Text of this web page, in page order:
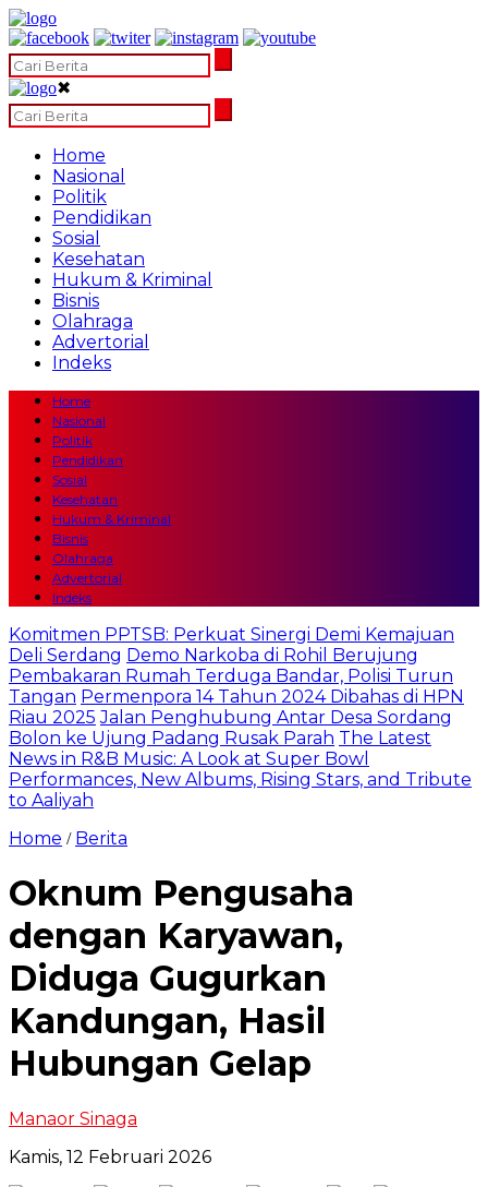
✖
Home
Nasional
Politik
Pendidikan
Sosial
Kesehatan
Hukum & Kriminal
Bisnis
Olahraga
Advertorial
Indeks
Home
Nasional
Politik
Pendidikan
Sosial
Kesehatan
Hukum & Kriminal
Bisnis
Olahraga
Advertorial
Indeks
Komitmen PPTSB: Perkuat Sinergi Demi Kemajuan
Deli Serdang Demo Narkoba di Rohil Berujung
Pembakaran Rumah Terduga Bandar, Polisi Turun
Tangan Permenpora 14 Tahun 2024 Dibahas di HPN
Riau 2025 Jalan Penghubung Antar Desa Sordang
Bolon ke Ujung Padang Rusak Parah The Latest
News in R&B Music: A Look at Super Bowl
Performances, New Albums, Rising Stars, and Tribute
to Aaliyah
Home / Berita
Oknum Pengusaha
dengan Karyawan,
Diduga Gugurkan
Kandungan, Hasil
Hubungan Gelap
Manaor Sinaga
Kamis, 12 Februari 2026